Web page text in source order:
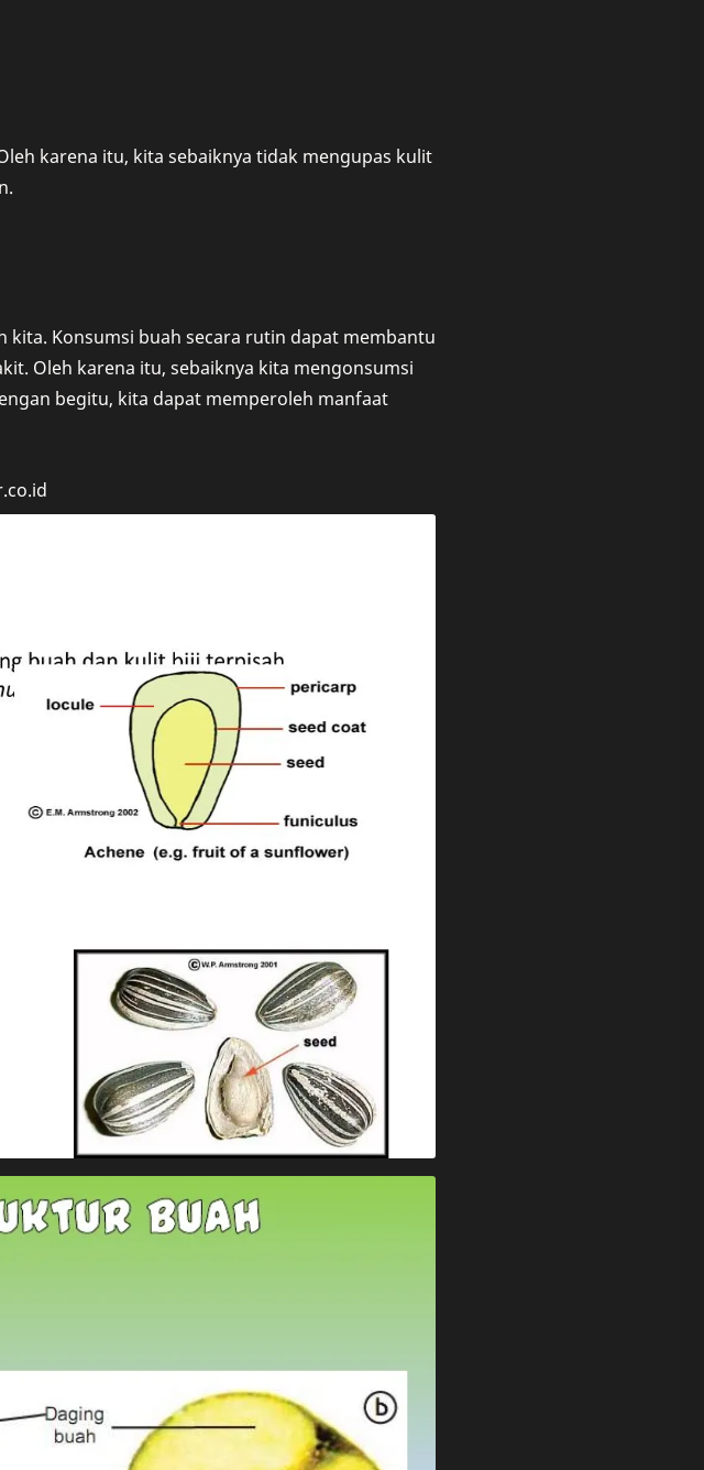
karena itu, kita sebaiknya tidak mengupas kulit
Konsumsi buah secara rutin dapat membantu
Oleh karena itu, sebaiknya kita mengonsumsi
begitu, kita dapat memperoleh manfaat